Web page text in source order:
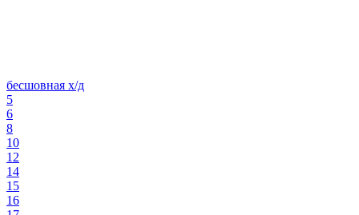
бесшовная х/д
5
6
8
10
12
14
15
16